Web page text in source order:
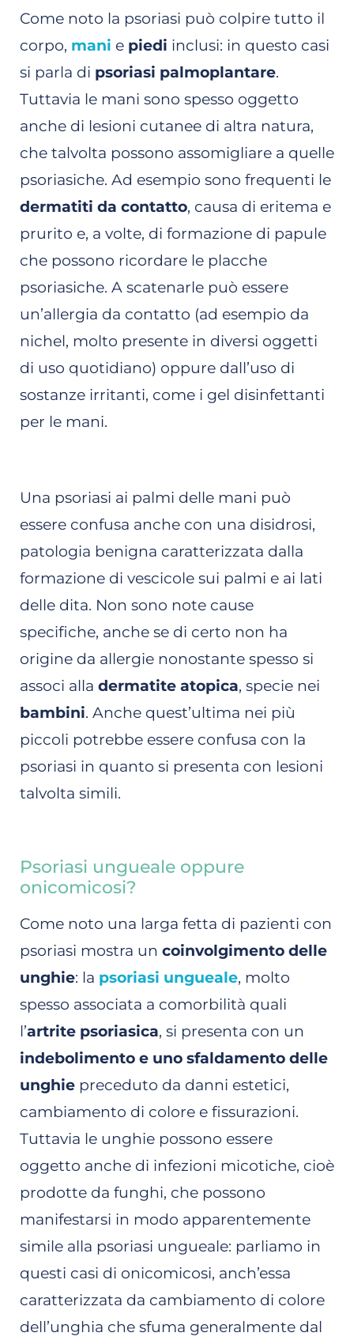
Come noto la psoriasi può colpire tutto il
corpo, mani e piedi inclusi: in questo casi
si parla di psoriasi palmoplantare.
Tuttavia le mani sono spesso oggetto
anche di lesioni cutanee di altra natura,
che talvolta possono assomigliare a quelle
psoriasiche. Ad esempio sono frequenti le
dermatiti da contatto, causa di eritema e
prurito e, a volte, di formazione di papule
che possono ricordare le placche
psoriasiche. A scatenarle può essere
un’allergia da contatto (ad esempio da
nichel, molto presente in diversi oggetti
di uso quotidiano) oppure dall’uso di
sostanze irritanti, come i gel disinfettanti
per le mani.
Una psoriasi ai palmi delle mani può
essere confusa anche con una disidrosi,
patologia benigna caratterizzata dalla
formazione di vescicole sui palmi e ai lati
delle dita. Non sono note cause
specifiche, anche se di certo non ha
origine da allergie nonostante spesso si
associ alla dermatite atopica, specie nei
bambini. Anche quest’ultima nei più
piccoli potrebbe essere confusa con la
psoriasi in quanto si presenta con lesioni
talvolta simili.
Psoriasi ungueale oppure
onicomicosi?
Come noto una larga fetta di pazienti con
psoriasi mostra un coinvolgimento delle
unghie: la psoriasi ungueale, molto
spesso associata a comorbilità quali
l’artrite psoriasica, si presenta con un
indebolimento e uno sfaldamento delle
unghie preceduto da danni estetici,
cambiamento di colore e fissurazioni.
Tuttavia le unghie possono essere
oggetto anche di infezioni micotiche, cioè
prodotte da funghi, che possono
manifestarsi in modo apparentemente
simile alla psoriasi ungueale: parliamo in
questi casi di onicomicosi, anch’essa
caratterizzata da cambiamento di colore
dell’unghia che sfuma generalmente dal